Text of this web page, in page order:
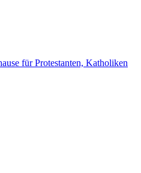
für Protestanten, Katholiken